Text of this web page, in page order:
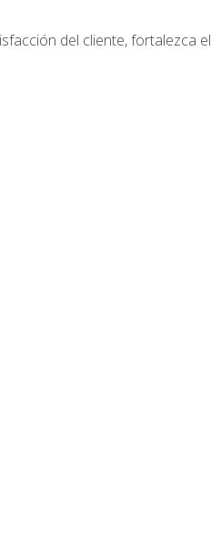
del cliente, fortalezca el